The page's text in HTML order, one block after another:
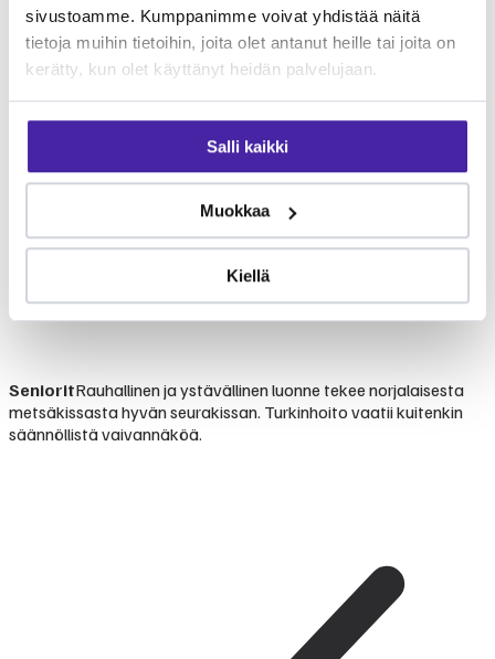
sivustoamme. Kumppanimme voivat yhdistää näitä
tietoja muihin tietoihin, joita olet antanut heille tai joita on
kerätty, kun olet käyttänyt heidän palvelujaan.
Salli kaikki
Muokkaa
Kiellä
SenioritRauhallinen ja ystävällinen luonne tekee norjalaisesta
metsäkissasta hyvän seurakissan. Turkinhoito vaatii kuitenkin
säännöllistä vaivannäköä.